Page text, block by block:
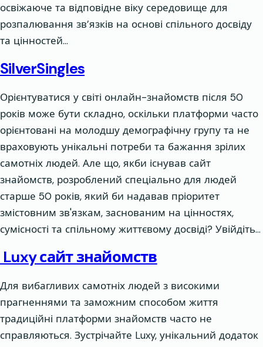
освіжаюче та відповідне віку середовище для
розпалювання зв’язків на основі спільного досвіду
та цінностей…
SilverSingles
Орієнтуватися у світі онлайн-знайомств після 50
років може бути складно, оскільки платформи часто
орієнтовані на молодшу демографічну групу та не
враховують унікальні потреби та бажання зрілих
самотніх людей. Але що, якби існував сайт
знайомств, розроблений спеціально для людей
старше 50 років, який би надавав пріоритет
змістовним зв'язкам, заснованим на цінностях,
сумісності та спільному життєвому досвіді? Увійдіть…
Luxy сайт знайомств
Для вибагливих самотніх людей з високими
прагненнями та заможним способом життя
традиційні платформи знайомств часто не
справляються. Зустрічайте Luxy, унікальний додаток